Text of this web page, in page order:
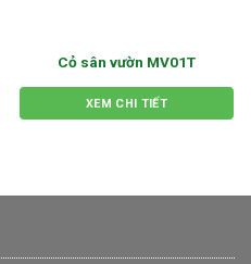
Cỏ sân vườn MV01T
XEM CHI TIẾT